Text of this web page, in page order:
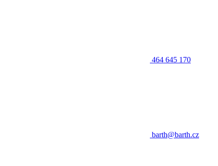
464 645 170
barth@barth.cz